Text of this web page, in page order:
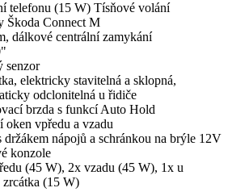
telefonu (15 W) Tísňové volání
Škoda Connect M
dálkové centrální zamykání
senzor
elektricky stavitelná a sklopná,
odclonitelná u řidiče
brzda s funkcí Auto Hold
oken vpředu a vzadu
držákem nápojů a schránkou na brýle 12V
konzole
(45 W), 2x vzadu (45 W), 1x u
(15 W)